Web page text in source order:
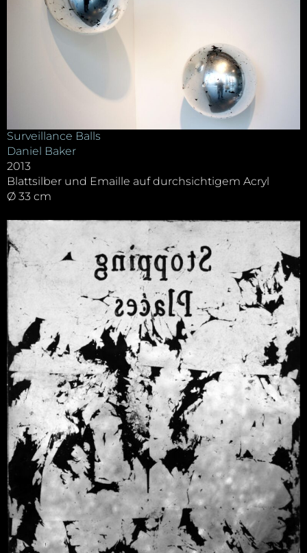
Surveillance Balls
Daniel Baker
2013
Blattsilber und Emaille auf durchsichtigem Acryl
Ø 33 cm